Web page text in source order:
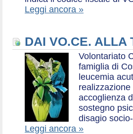
Leggi ancora »
DAI VO.CE. ALLA
Volontariato
famiglia di
leucemia
accoglienza
sostegno
disagio
Leggi ancora »